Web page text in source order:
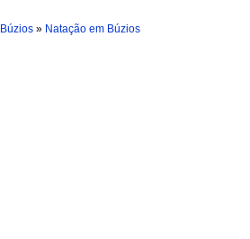
» Natação em Búzios